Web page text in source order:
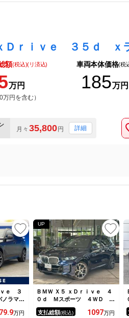
額(税込)(リ済込)
万円
万円を含む）
車両本体価格(税
185万円
月々 35,800円 詳細
ｖｅ ３
ラマガ
パッケ
本Ｙ字
9万円
UP
ＢＭＷ Ｘ５ ｘＤｒｉｖｅ ４
０ｄ Ｍスポーツ ４ＷＤ 後
期型 ７人乗 【ＢＭＷ正規デ
ィーラー／認定中古車】【最長
支払総額(税込) 1097万円